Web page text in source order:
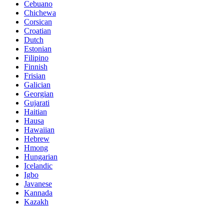
Cebuano
Chichewa
Corsican
Croatian
Dutch
Estonian
Filipino
Finnish
Frisian
Galician
Georgian
Gujarati
Haitian
Hausa
Hawaiian
Hebrew
Hmong
Hungarian
Icelandic
Igbo
Javanese
Kannada
Kazakh